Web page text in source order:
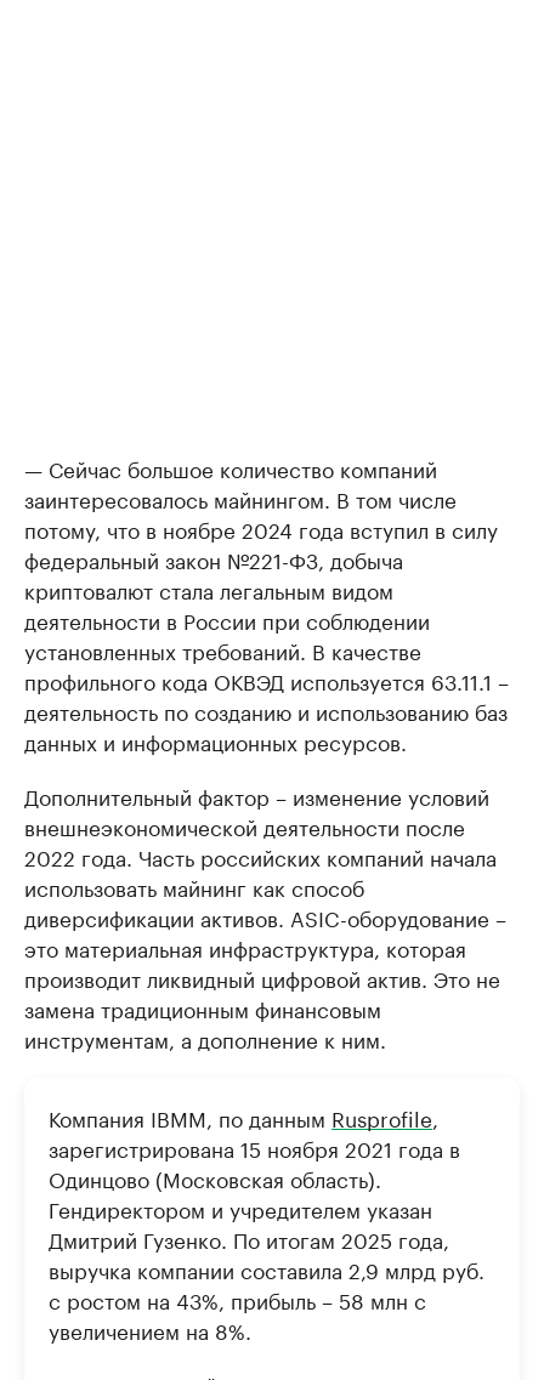
— Сейчас большое количество компаний
заинтересовалось майнингом. В том числе
потому, что в ноябре 2024 года вступил в силу
федеральный закон №221-ФЗ, добыча
криптовалют стала легальным видом
деятельности в России при соблюдении
установленных требований. В качестве
профильного кода ОКВЭД используется 63.11.1 –
деятельность по созданию и использованию баз
данных и информационных ресурсов.
Дополнительный фактор – изменение условий
внешнеэкономической деятельности после
2022 года. Часть российских компаний начала
использовать майнинг как способ
диверсификации активов. ASIC-оборудование –
это материальная инфраструктура, которая
производит ликвидный цифровой актив. Это не
замена традиционным финансовым
инструментам, а дополнение к ним.
Компания IBMM, по данным Rusprofile
зарегистрирована 15 ноября 2021 года в
Одинцово (Московская область).
Гендиректором и учредителем указан
Дмитрий Гузенко. По итогам 2025 года,
выручка компании составила 2,9 млрд руб.
с ростом на 43%, прибыль – 58 млн с
увеличением на 8%.